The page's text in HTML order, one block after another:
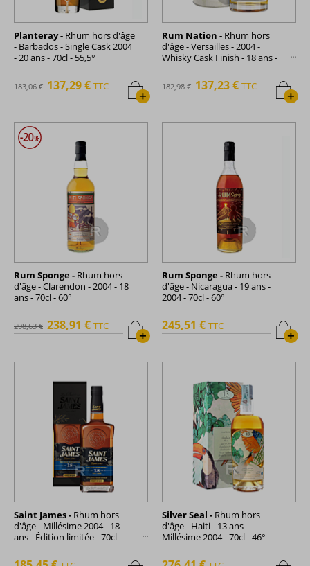
Planteray - Rhum hors d'âge
- Barbados - Single Cask 2004
- 20 ans - 70cl - 55,5°
+
183,06 € 137,29 € TTC
Rum Nation - Rhum hors
d'âge - Versailles - 2004 -
Whisky Cask Finish - 18 ans -
+
182,98 € 137,23 € TTC
Rum Sponge - Rhum hors
d'âge - Clarendon - 2004 - 18
ans - 70cl - 60°
+
298,63 € 238,91 € TTC
Rum Sponge - Rhum hors
d'âge - Nicaragua - 19 ans -
2004 - 70cl - 60°
+
245,51 € TTC
Saint James - Rhum hors
d'âge - Millésime 2004 - 18
ans - Édition limitée - 70cl -
Silver Seal - Rhum hors
d'âge - Haiti - 13 ans -
Millésime 2004 - 70cl - 46°